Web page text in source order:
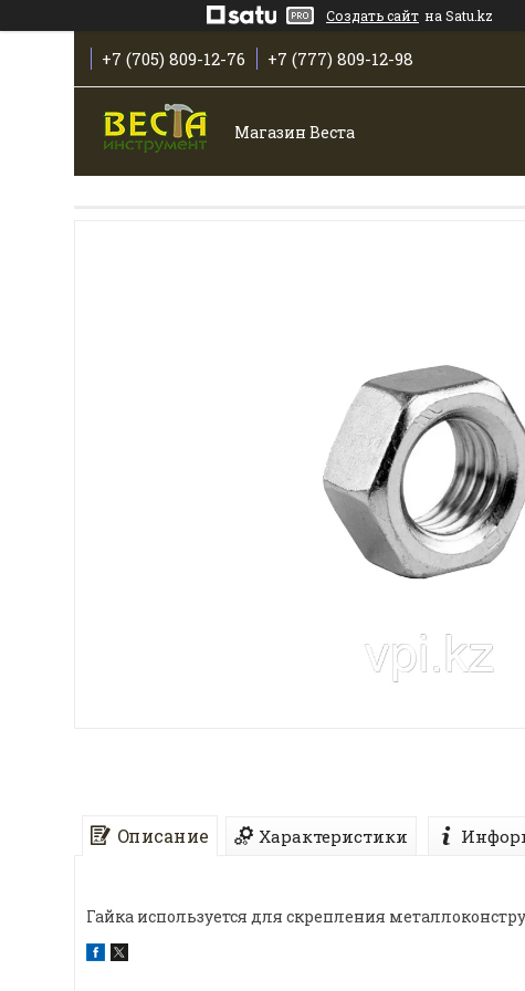
Создать сайт на Satu.kz
+7 (705) 809-12-76 +7 (777) 809-12-98
Магазин Веста
Описание Характеристики
Гайка используется для скрепления